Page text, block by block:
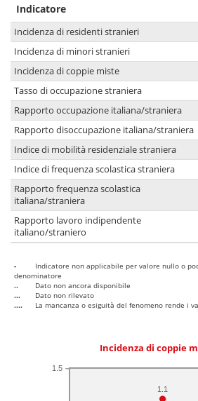
Indicatore
Incidenza di residenti stranieri
Incidenza di minori stranieri
Incidenza di coppie miste
Tasso di occupazione straniera
Rapporto occupazione italiana/straniera
Rapporto disoccupazione italiana/straniera
Indice di mobilità residenziale straniera
Indice di frequenza scolastica straniera
Rapporto frequenza scolastica
italiana/straniera
Rapporto lavoro indipendente
italiano/straniero
-
Indicatore non applicabile per valore nullo o
denominatore
..
Dato non ancora disponibile
...
Dato non rilevato
....
La mancanza o esiguità del fenomeno rende i
Incidenza di coppie
1.5
1.1